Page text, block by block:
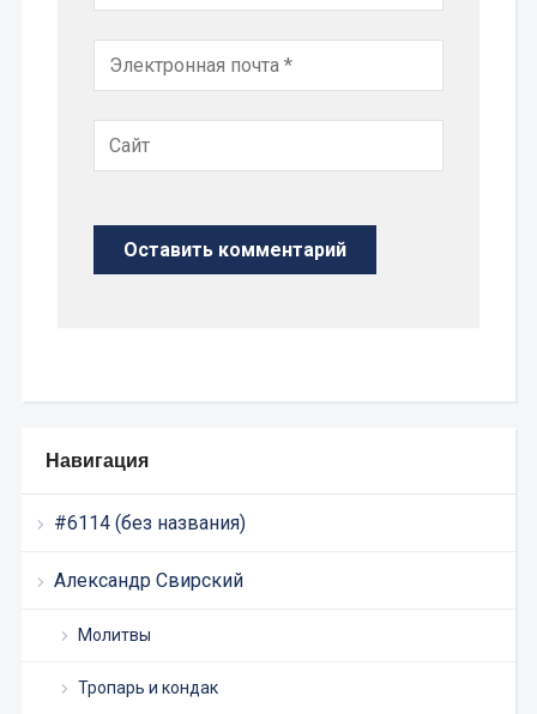
Навигация
#6114 (без названия)
Александр Свирский
Молитвы
Тропарь и кондак